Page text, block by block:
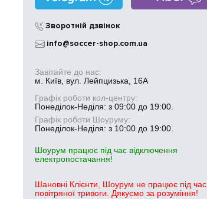
Зворотній дзвінок
info@soccer-shop.com.ua
Завітайте до нас:
м. Київ, вул. Лейпцизька, 16А
Графік роботи кол-центру:
Понеділок-Неділя: з 09:00 до 19:00.
Графік роботи Шоуруму:
Понеділок-Неділя: з 10:00 до 19:00.
Шоурум працює під час відключення
електропостачання!
Шановні Клієнти, Шоурум не працює під час
повітряної тривоги. Дякуємо за розуміння!